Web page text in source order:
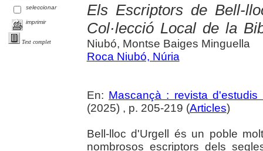
seleccionar
imprimir
Text complet
Els Escriptors de Bell-
Col·lecció Local de la
Niubó, Montse Baiges Minguella
Roca Niubó, Núria
En: Mascançà : revista
(2025) , p. 205-219 (Articles)
Bell-lloc d'Urgell és un poble
nombrosos escriptors dels